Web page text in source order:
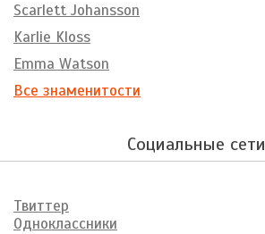
Scarlett Johansson
Karlie Kloss
Emma Watson
Все знаменитости
Социальные сети
Твиттер
Одноклассники